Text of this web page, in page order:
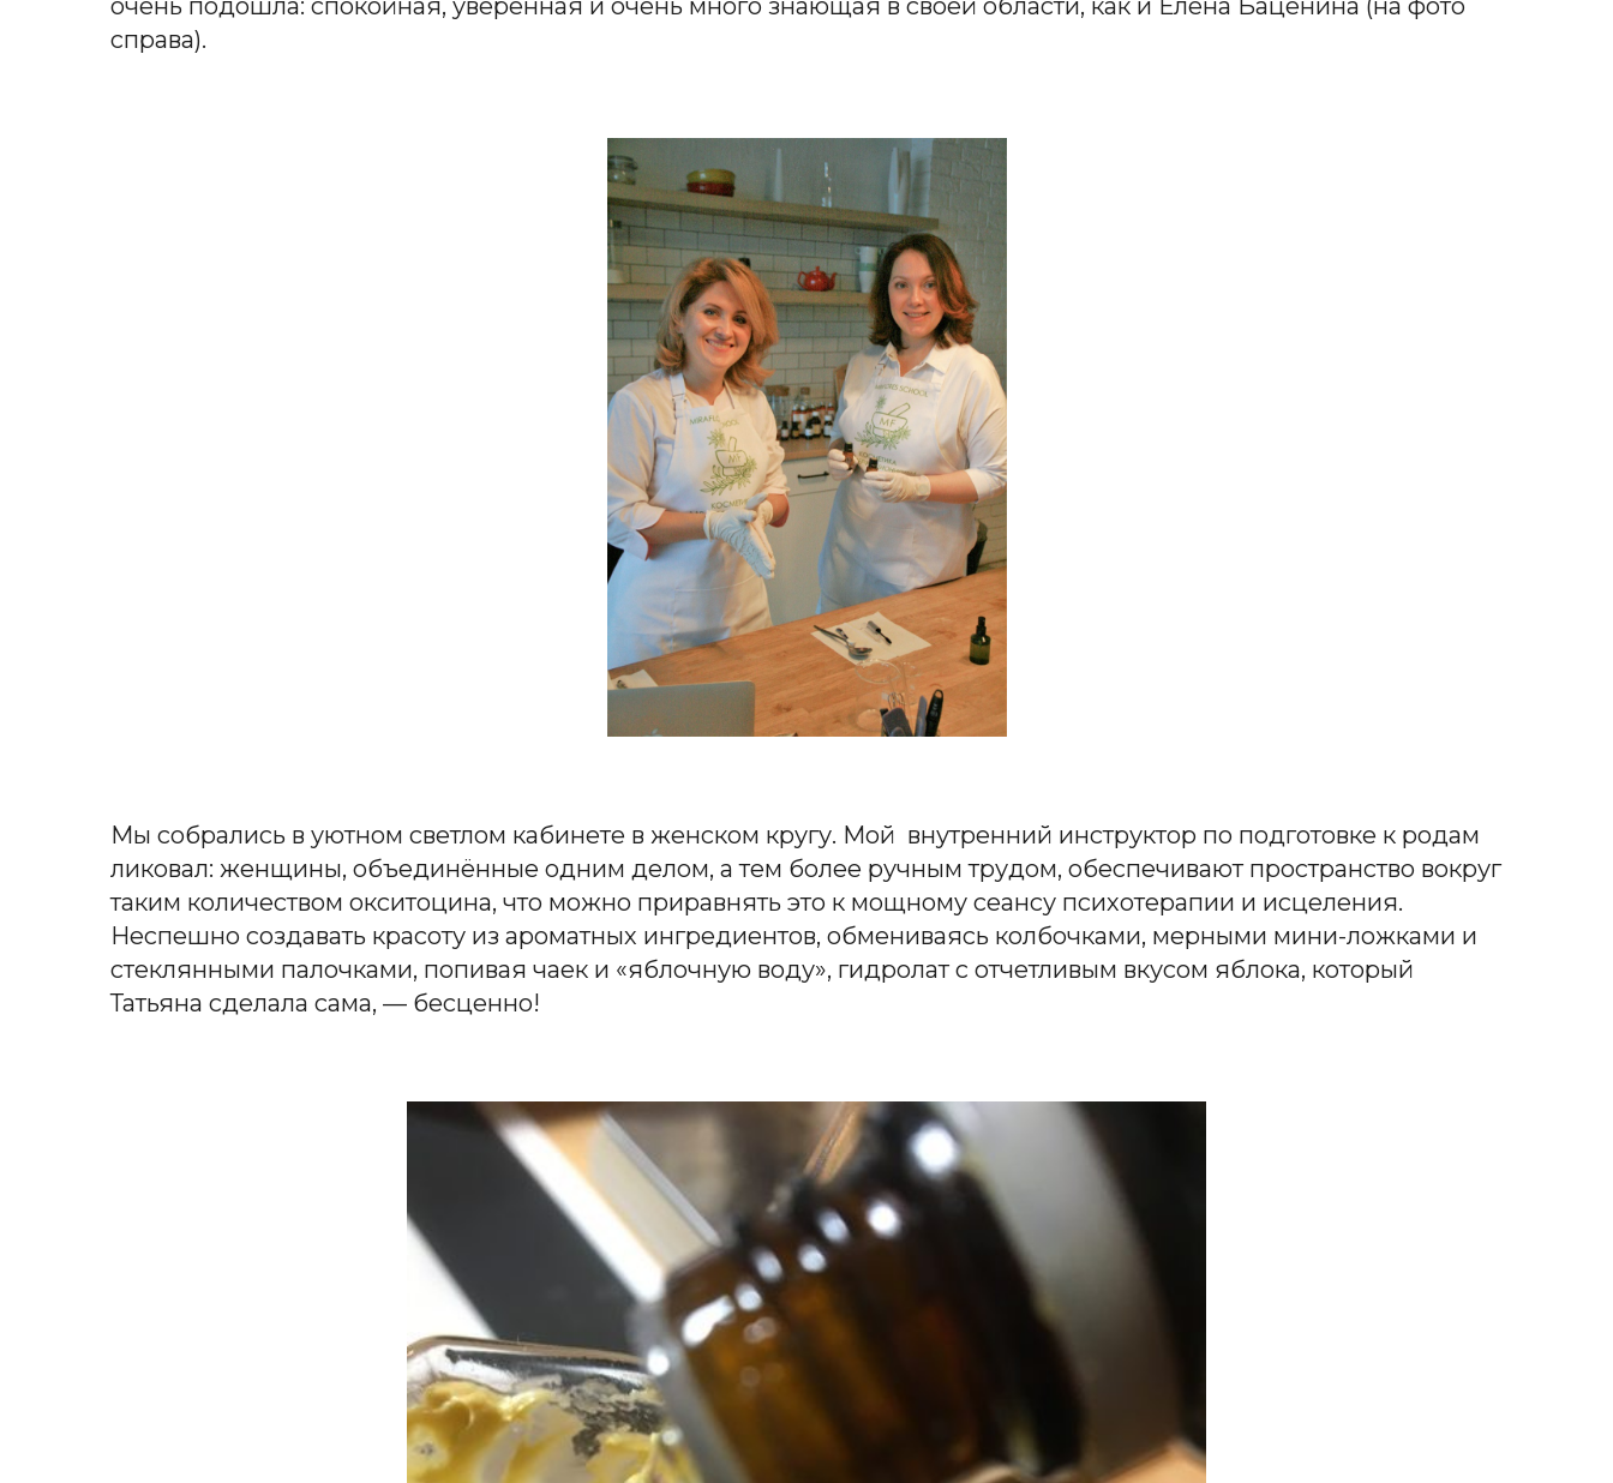
справа).
Мы собрались в уютном светлом кабинете в женском кругу. Мой внутренний инструктор по подготовке к родам
ликовал: женщины, объединённые одним делом, а тем более ручным трудом, обеспечивают пространство вокруг
таким количеством окситоцина, что можно приравнять это к мощному сеансу психотерапии и исцеления.
Неспешно создавать красоту из ароматных ингредиентов, обмениваясь колбочками, мерными мини-ложками и
стеклянными палочками, попивая чаек и «яблочную воду», гидролат с отчетливым вкусом яблока, который
Татьяна сделала сама, — бесценно!